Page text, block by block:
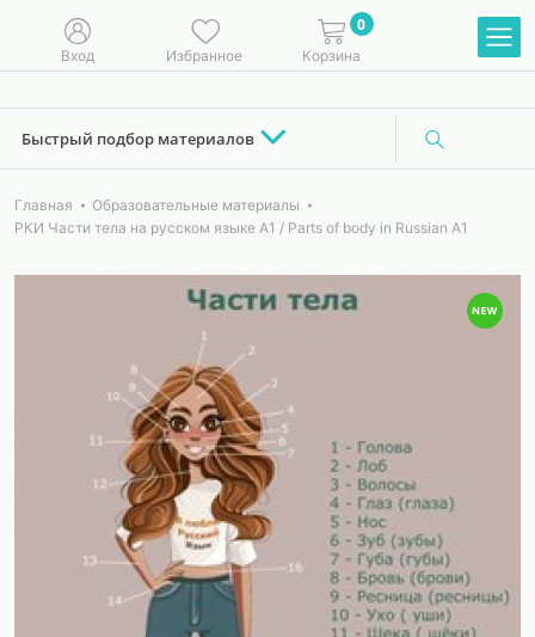
Вход Избранное
0
Корзина
Быстрый подбор материалов
Главная
Образовательные материалы
РКИ Части тела на русском языке А1 / Parts of body in Russian A1